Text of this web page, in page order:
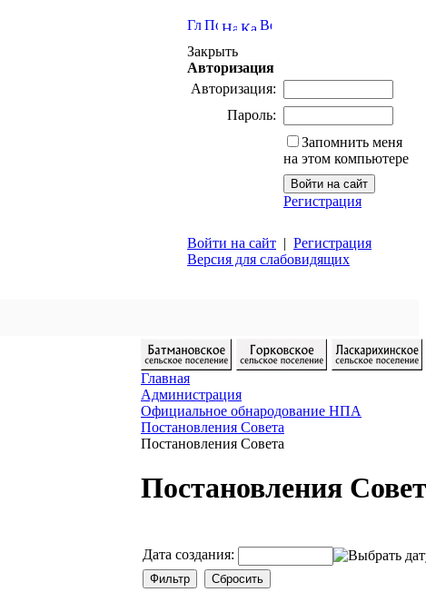
Закрыть
Авторизация
Авторизация:
Пароль:
Запомнить меня
на этом компьютере
Регистрация
Войти на сайт | Регистрация
Версия для слабовидящих
Главная
Администрация
Официальное обнародование НПА
Постановления Совета
Постановления Совета
Постановления
Дата создания: